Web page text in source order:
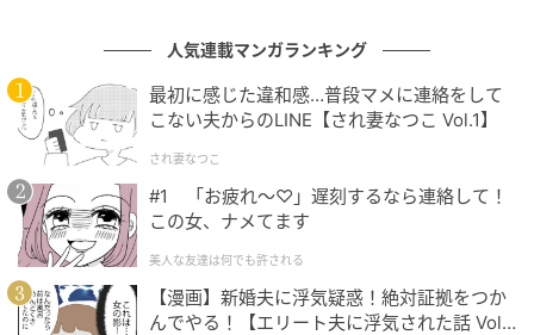
ほんのりとした照明の店内
２階のダイニングへ一歩足を踏み入れると、そこには
人気連載マンガランキング
最初に感じた違和感…普段マメに連絡をして
こない夫からのLINE【され妻なつこ Vol.1】
され妻なつこ
#1 「お疲れ〜♡」遅刻するなら連絡して！
この女、ナメてます
美人な友達は何でも許される
【漫画】新婚夫に浮気疑惑！絶対証拠をつか
んでやる！【エリート夫に浮気された話 Vol.